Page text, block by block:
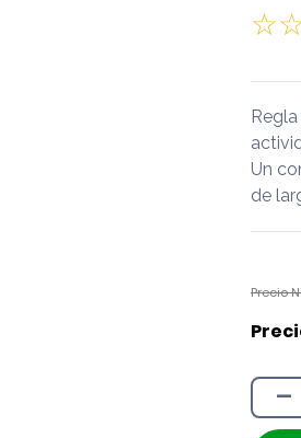
Un
de
El
$790.
El
$690.
-